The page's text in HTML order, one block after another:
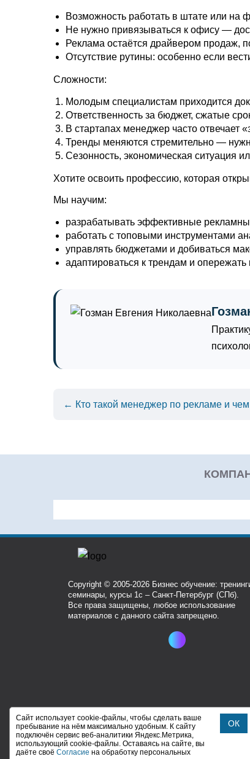
Возможность работать в штате или на
Не нужно привязываться к офису —
Реклама остаётся драйвером продаж,
Отсутствие рутины: особенно если
Сложности:
Молодым специалистам приходится
Ответственность за бюджет, сжатые
В стартапах менеджер часто отвечает
Тренды меняются стремительно —
Сезонность, экономическая ситуация
Хотите освоить профессию, которая
Мы научим:
разрабатывать эффективные
работать с топовыми инструментами
управлять бюджетами и добиваться
адаптироваться к трендам и опережать
← Кто такой менеджер по рекламе и
Copyright © 2005-2026 Бизнес обучение:
семинары, курсы 1с – Санкт-Петербург (СПб).
Все права защищены, любое использование
материалов с данного сайта запрещено.
Сайт использует cookie-файлы, чтобы сделать ваше
пребывание на нём максимально удобным. К cайту
подключён сервис веб-аналитики Яндекс.Метрика,
использующий cookie-файлы. Оставаясь на сайте, вы
даёте своё Cогласие на обработку персональных
ОК